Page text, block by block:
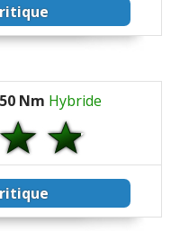
Nm Hybride